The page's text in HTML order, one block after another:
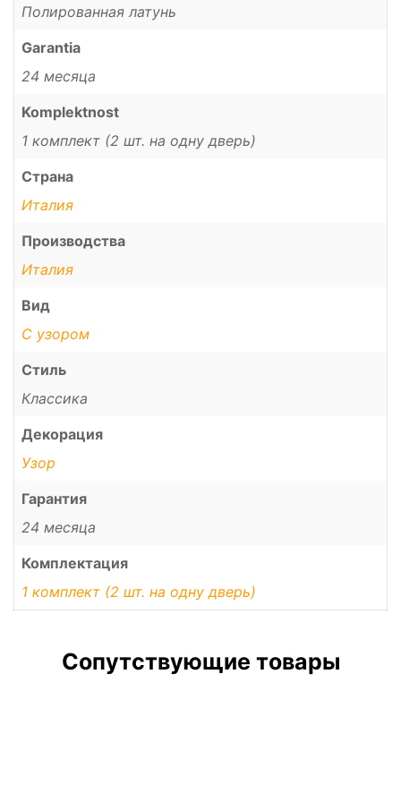
Полированная латунь
Garantia
24 месяца
Komplektnost
1 комплект (2 шт. на одну дверь)
Страна
Италия
Производства
Италия
Вид
С узором
Стиль
Классика
Декорация
Узор
Гарантия
24 месяца
Комплектация
1 комплект (2 шт. на одну дверь)
Сопутствующие товары